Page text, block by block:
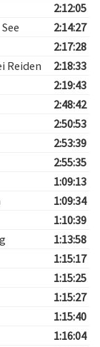
2:12:05
2:14:27
2:17:28
Reiden
2:18:33
2:19:43
2:48:42
2:50:53
2:53:39
2:55:35
1:09:13
1:09:34
1:10:39
1:13:58
1:15:17
1:15:25
1:15:27
1:15:40
1:16:04